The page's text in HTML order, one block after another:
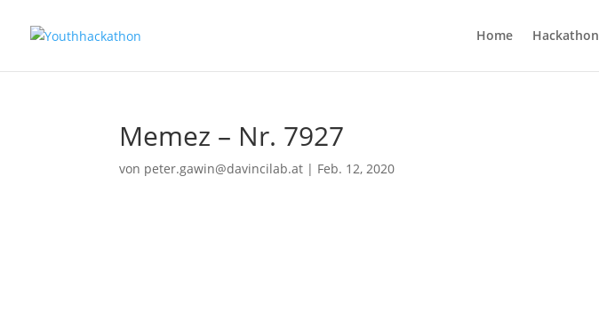
Home Hackathon
Memez – Nr. 7927
von peter.gawin@davincilab.at | Feb. 12, 2020